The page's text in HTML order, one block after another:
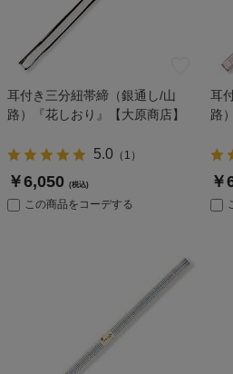
耳付き三分紐帯締（銀通し/山
路）『花しおり』【大原商店】
5.0（ 1 ）
￥6,050 (税込)
この商品をコーデする
耳
路
￥